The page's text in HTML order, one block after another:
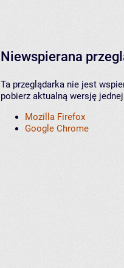
Niewspierana
Ta przeglądarka nie jest
pobierz aktualną wersję
Mozilla Firefox
Google Chrome